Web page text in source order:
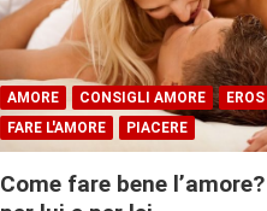
AMORE CONSIGLI AMORE
EROS
FARE L'AMORE
PIACERE
Come fare bene